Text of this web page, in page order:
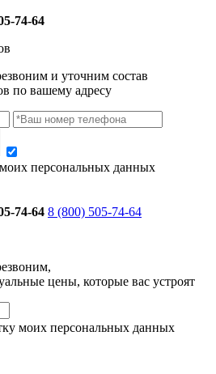
74-64
и уточним состав
по вашему адресу
персональных данных
74-64 8 (800) 505-74-64
цены, которые вас устроят
моих персональных данных